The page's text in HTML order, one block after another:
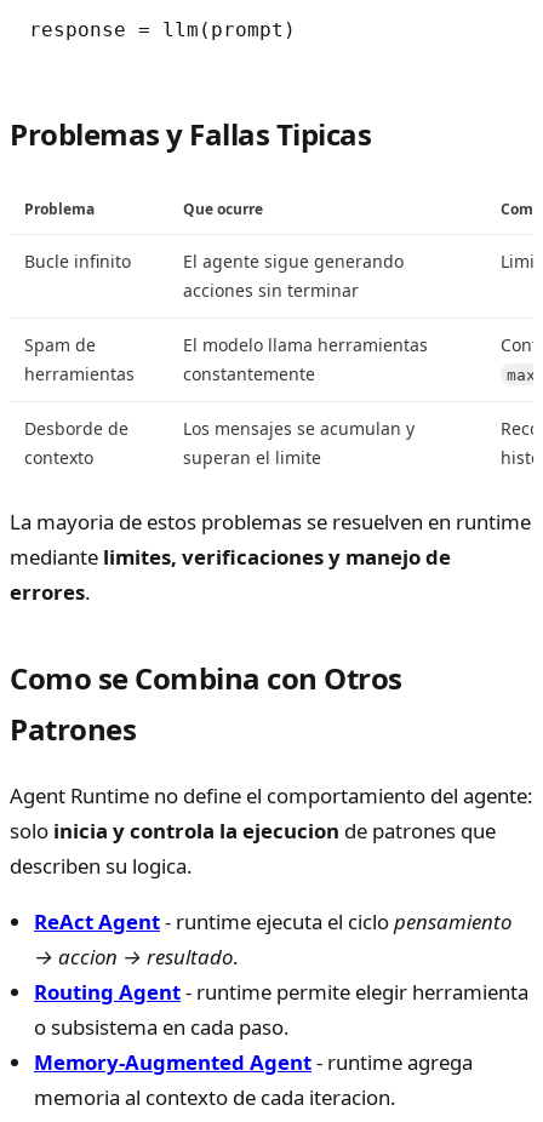
Problemas y Fallas Tipicas
Problema Que ocurre
Bucle infinito
El agente sigue generando
acciones sin terminar
Spam de
herramientas
El modelo llama herramientas
constantemente
Desborde de
contexto
Los mensajes se acumulan y
superan el limite
La mayoria de estos problemas se resuelven en runtime
mediante limites, verificaciones y manejo de
errores.
Como se Combina con Otros
Patrones
Agent Runtime no define el comportamiento del agente:
solo inicia y controla la ejecucion de patrones que
describen su logica.
ReAct Agent- runtime ejecuta el ciclopensamiento
→ accion → resultado.
Routing Agent- runtime permite elegir herramienta
o subsistema en cada paso.
Memory-Augmented Agent- runtime agrega
memoria al contexto de cada iteracion.